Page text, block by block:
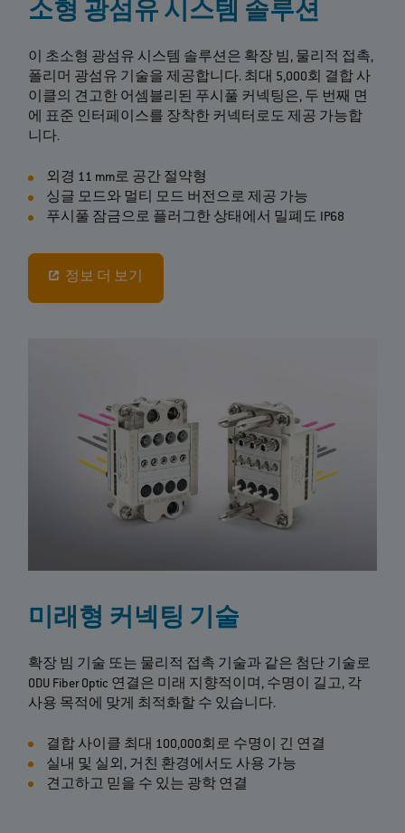
소형 광섬유 시스템 솔루션
이 초소형 광섬유 시스템 솔루션은 확장 빔, 물리적 접촉,
폴리머 광섬유 기술을 제공합니다. 최대 5,000회 결합 사
이클의 견고한 어셈블리된 푸시풀 커넥팅은, 두 번째 면
에 표준 인터페이스를 장착한 커넥터로도 제공 가능합
니다.
외경 11 mm로 공간 절약형
싱글 모드와 멀티 모드 버전으로 제공 가능
푸시풀 잠금으로 플러그한 상태에서 밀폐도 IP68
정보 더 보기
미래형 커넥팅 기술
확장 빔 기술 또는 물리적 접촉 기술과 같은 첨단 기술로
ODU Fiber Optic 연결은 미래 지향적이며, 수명이 길고, 각
사용 목적에 맞게 최적화할 수 있습니다.
결합 사이클 최대 100,000회로 수명이 긴 연결
실내 및 실외, 거친 환경에서도 사용 가능
견고하고 믿을 수 있는 광학 연결